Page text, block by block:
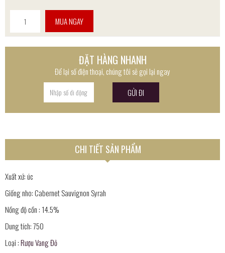
MUA NGAY
ĐẶT HÀNG NHANH
Để lại số điện thoại, chúng tôi sẽ gọi lại ngay
CHI TIẾT SẢN PHẨM
Xuất xứ: úc
Giống nho: Cabernet Sauvignon Syrah
Nồng độ cồn : 14.5%
Dung tích: 750
Loại :Rượu Vang Đỏ